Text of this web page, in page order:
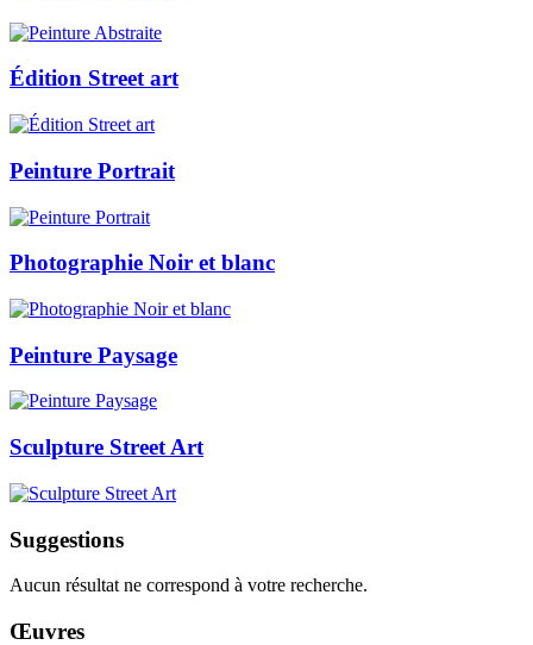
Édition Street art
Peinture Portrait
Photographie Noir et blanc
Peinture Paysage
Sculpture Street Art
Suggestions
Aucun résultat ne correspond à votre recherche.
Œuvres